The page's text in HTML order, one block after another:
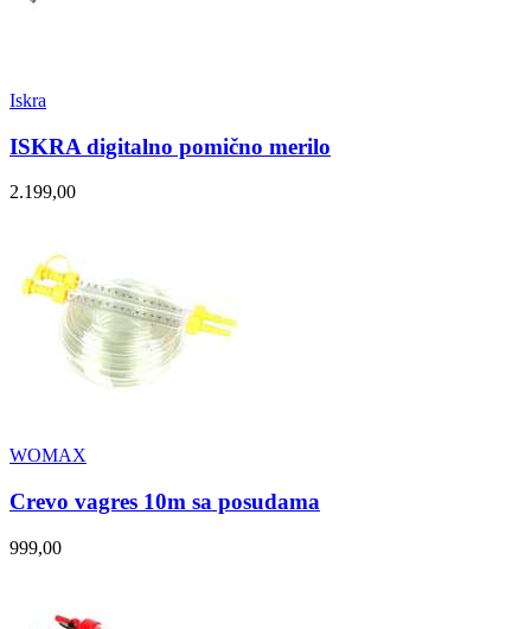
Iskra
ISKRA digitalno pomično merilo
2.199,00
WOMAX
Crevo vagres 10m sa posudama
999,00